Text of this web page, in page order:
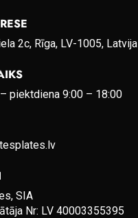
2c, Rīga, LV-1005, Latvija
piektdiena 9:00 – 18:00
SIA
Nr: LV 40003355395